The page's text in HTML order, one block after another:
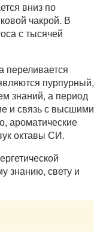
вниз по
чакрой. В
с тысячей
переливается
пурпурный,
знаний, а период
и связь с высшими
ароматические
октавы СИ.
знанию, свету и